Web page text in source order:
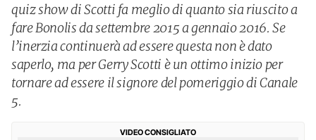
quiz show di Scotti fa meglio di quanto sia riuscito a
fare Bonolis da settembre 2015 a gennaio 2016. Se
l’inerzia continuerà ad essere questa non è dato
saperlo, ma per Gerry Scotti è un ottimo inizio per
tornare ad essere il signore del pomeriggio di Canale
5.
VIDEO CONSIGLIATO